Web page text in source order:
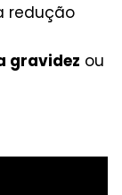
redução
gravidez ou